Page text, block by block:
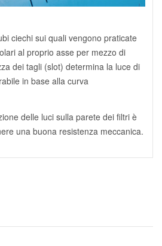
ciechi sui quali vengono praticate
al proprio asse per mezzo di
dei tagli (slot) determina la luce di
in base alla curva
delle luci sulla parete dei filtri è
una buona resistenza meccanica.